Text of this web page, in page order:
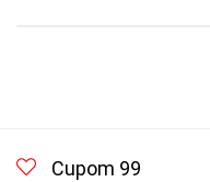
Cupom 99